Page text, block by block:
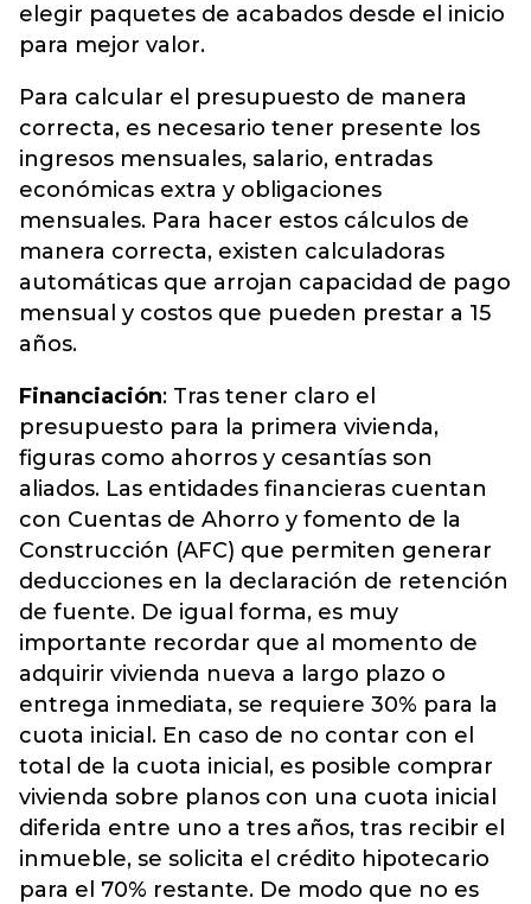
elegir paquetes de acabados desde el inicio
para mejor valor.
Para calcular el presupuesto de manera
correcta, es necesario tener presente los
ingresos mensuales, salario, entradas
económicas extra y obligaciones
mensuales. Para hacer estos cálculos de
manera correcta, existen calculadoras
automáticas que arrojan capacidad de pago
mensual y costos que pueden prestar a 15
años.
Financiación: Tras tener claro el
presupuesto para la primera vivienda,
figuras como ahorros y cesantías son
aliados. Las entidades financieras cuentan
con Cuentas de Ahorro y fomento de la
Construcción (AFC) que permiten generar
deducciones en la declaración de retención
de fuente. De igual forma, es muy
importante recordar que al momento de
adquirir vivienda nueva a largo plazo o
entrega inmediata, se requiere 30% para la
cuota inicial. En caso de no contar con el
total de la cuota inicial, es posible comprar
vivienda sobre planos con una cuota inicial
diferida entre uno a tres años, tras recibir el
inmueble, se solicita el crédito hipotecario
para el 70% restante. De modo que no es